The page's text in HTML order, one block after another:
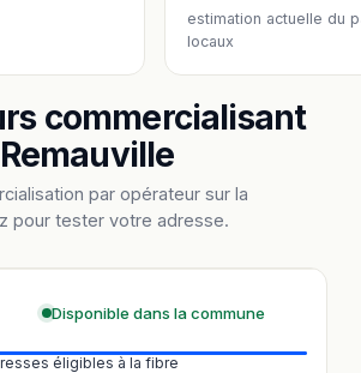
estimation actuelle du
locaux
commercialisant
par opérateur sur la
pour tester votre adresse.
Disponible dans la commune
éligibles à la fibre